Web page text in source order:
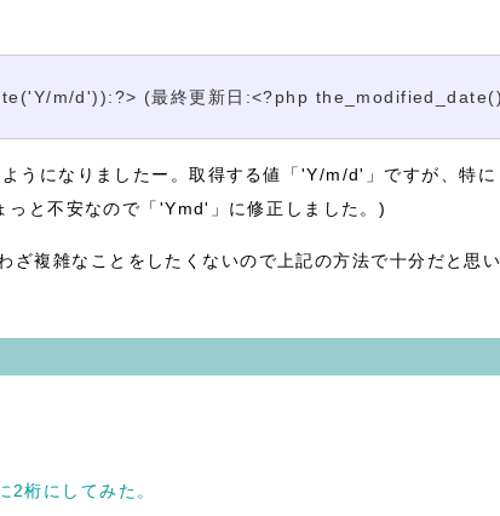
m/d')):?> (最終更新日:<?php
うになりましたー。取得する値「'Y/m/d'」ですが、特
っと不安なので「'Ymd'」に修正しました。)
ざ複雑なことをしたくないので上記の方法で十分だと思い
桁にしてみた。